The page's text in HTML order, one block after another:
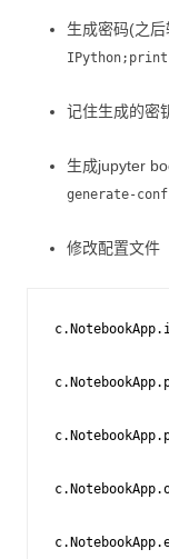
生成密码(之
记住生成的密
生成jupyter
generate-
修改配置文件
c. NotebookApp.
c. NotebookApp.
c. NotebookApp.
c. NotebookApp.
c. NotebookApp.